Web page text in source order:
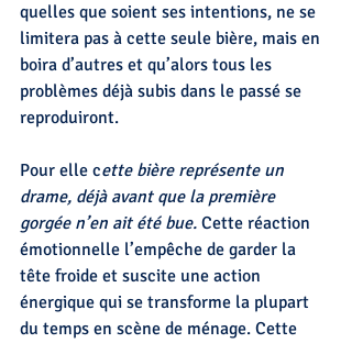
quelles que soient ses intentions, ne se
limitera pas à cette seule bière, mais en
boira d’autres et qu’alors tous les
problèmes déjà subis dans le passé se
reproduiront.
Pour elle cette bière représente un
drame, déjà avant que la première
gorgée n’en ait été bue. Cette réaction
émotionnelle l’empêche de garder la
tête froide et suscite une action
énergique qui se transforme la plupart
du temps en scène de ménage. Cette